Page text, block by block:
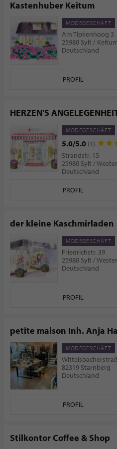
Kastenhuber Keitum
MODEGESCHÄFT
Am Tipkenhoog 3
25980 Sylt /
Deutschland
PROFIL
HERZEN'S
MODEGESCHÄFT
5.0/5.0 (1)
Strandstr. 15
25980 Sylt /
Deutschland
PROFIL
der kleine Kaschmirladen
MODEGESCHÄFT
Friedrichstr. 39
25980 Sylt /
Deutschland
PROFIL
petite maison Inh. Anja
MODEGESCHÄFT
82319 Starnberg
Deutschland
PROFIL
Stilkontor Coffee & Shop